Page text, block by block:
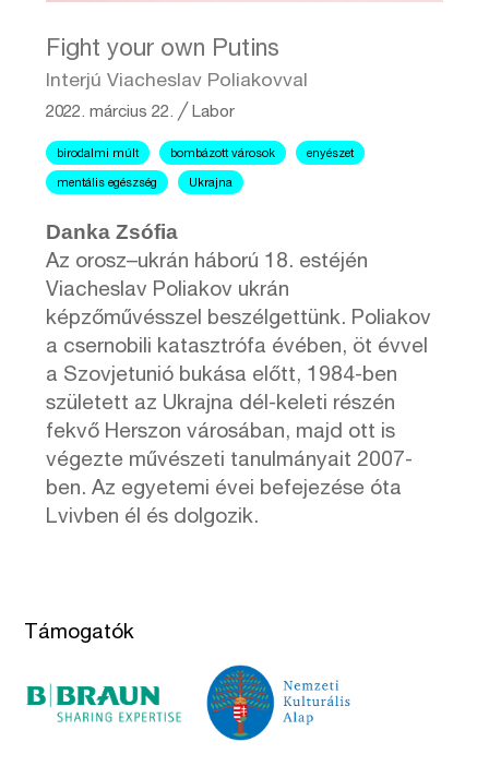
Fight your own Putins
Interjú Viacheslav Poliakovval
2022. március 22. ╱Labor
birodalmi múlt bombázott városok enyészet
mentális egészség Ukrajna
Danka Zsófia
Az orosz–ukrán háború 18. estéjén
Viacheslav Poliakov ukrán
képzőművésszel beszélgettünk. Poliakov
a csernobili katasztrófa évében, öt évvel
a Szovjetunió bukása előtt, 1984-ben
született az Ukrajna dél-keleti részén
fekvő Herszon városában, majd ott is
végezte művészeti tanulmányait 2007-
ben. Az egyetemi évei befejezése óta
Lvivben él és dolgozik.
Támogatók